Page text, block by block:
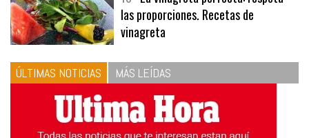
10La vinagreta perfecta: respeta
las proporciones. Recetas de
vinagreta
ÚLTIMAS NOTICIAS MÁS LEÍDAS